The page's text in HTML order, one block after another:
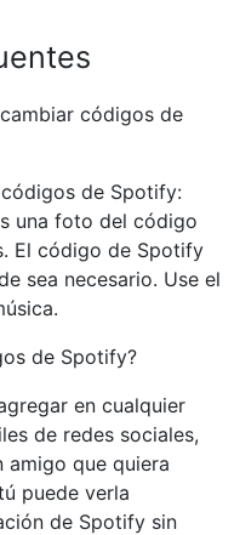
códigos de
de Spotify:
una foto del código
El código de Spotify
sea necesario. Use el
de Spotify?
en cualquier
de redes sociales,
amigo que quiera
puede verla
de Spotify sin